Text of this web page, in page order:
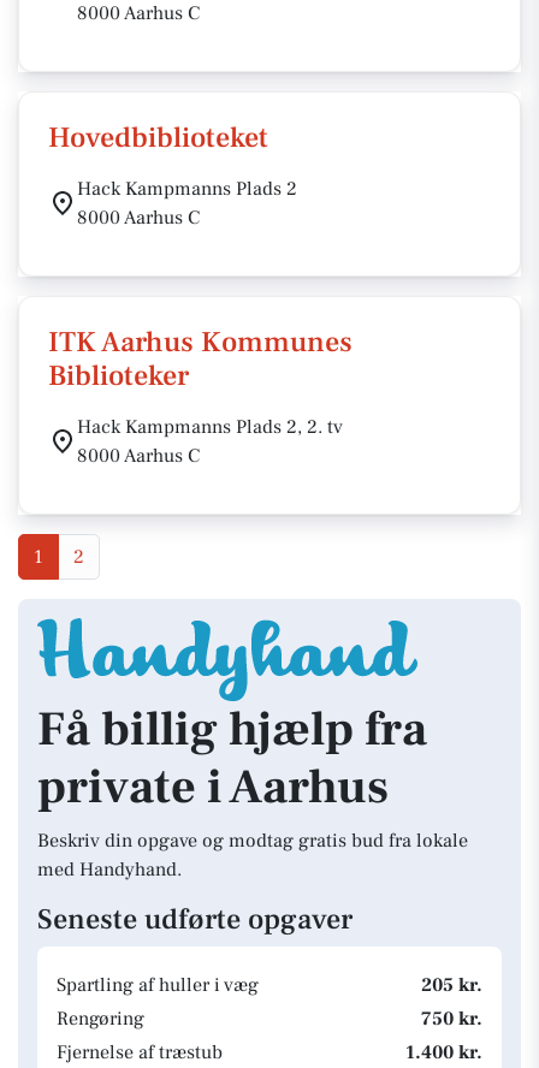
8000 Aarhus C
Hovedbiblioteket
Hack Kampmanns Plads 2
8000 Aarhus C
ITK Aarhus Kommunes
Biblioteker
Hack Kampmanns Plads 2, 2. tv
8000 Aarhus C
1 2
Få billig hjælp fra
private i Aarhus
Beskriv din opgave og modtag gratis bud fra lokale
med Handyhand.
Seneste udførte opgaver
Spartling af huller i væg
205 kr.
Rengøring
750 kr.
Fjernelse af træstub
1.400 kr.